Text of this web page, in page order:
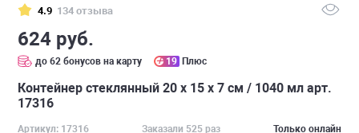
4.9 134 отзыва
624 руб.
до 62 бонусов на карту 19 Плюс
Контейнер стеклянный 20 х 15 х 7 см / 1040 мл арт.
17316
Артикул: 17316 Заказали 525 раз Только онлайн